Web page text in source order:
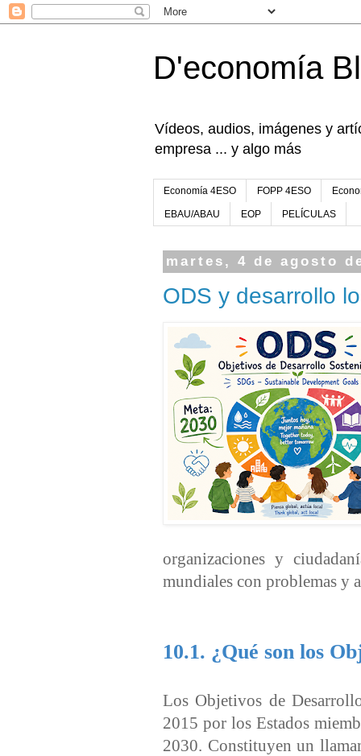
D'economía
Vídeos, audios, imágenes y
empresa ... y algo más
Economía 4ESO FOPP 4ESO
EBAU/ABAU EOP PELÍCULAS
martes, 4 de agosto
ODS y desarrollo
organizaciones y
mundiales con problemas y
10.1. ¿Qué son los
Los Objetivos de
2015 por los Estados
2030. Constituyen un